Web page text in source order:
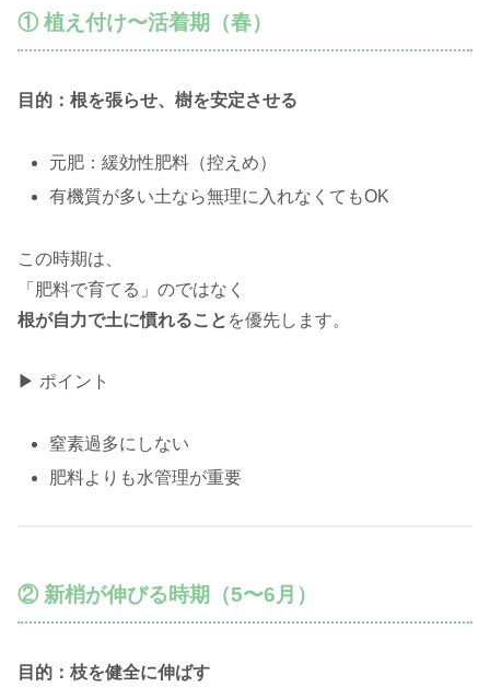
① 植え付け〜活着期（春）
目的：根を張らせ、樹を安定させる
元肥：緩効性肥料（控えめ）
有機質が多い土なら無理に入れなくてもOK
この時期は、
「肥料で育てる」のではなく
根が自力で土に慣れること を優先します。
▶ ポイント
窒素過多にしない
肥料よりも水管理が重要
② 新梢が伸びる時期（5〜6月）
目的：枝を健全に伸ばす